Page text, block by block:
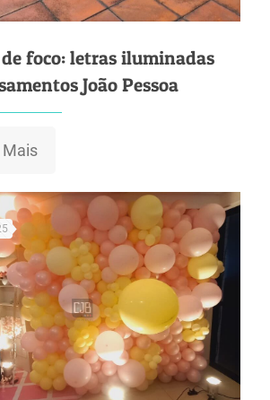
foco: letras iluminadas
João Pessoa
Mais